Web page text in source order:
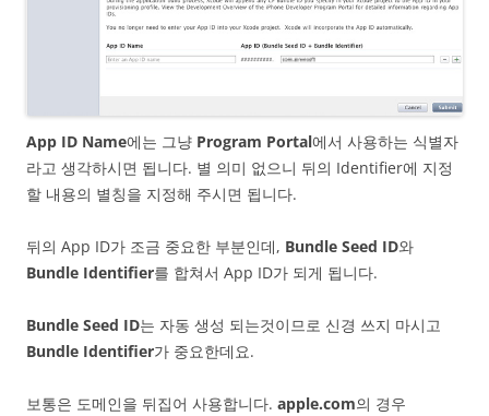
App ID Name에는 그냥 Program Portal에서 사용하는 식별자
라고 생각하시면 됩니다. 별 의미 없으니 뒤의 Identifier에 지정
할 내용의 별칭을 지정해 주시면 됩니다.
뒤의 App ID가 조금 중요한 부분인데, Bundle Seed ID와
Bundle Identifier를 합쳐서 App ID가 되게 됩니다.
Bundle Seed ID는 자동 생성 되는것이므로 신경 쓰지 마시고
Bundle Identifier가 중요한데요.
보통은 도메인을 뒤집어 사용합니다. apple.com의 경우